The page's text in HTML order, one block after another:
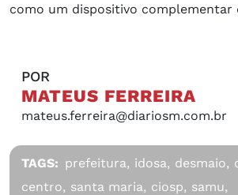
como um dispositivo complementar
POR
MATEUS FERREIRA
mateus.ferreira@diariosm.com.br
TAGS: prefeitura, idosa, desmaio,
centro, santa maria, ciosp, samu,